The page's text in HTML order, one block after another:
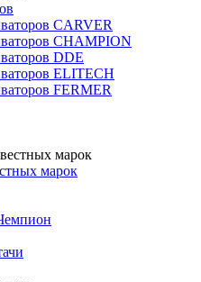
CARVER
CHAMPION
DDE
ELITECH
FERMER
марок